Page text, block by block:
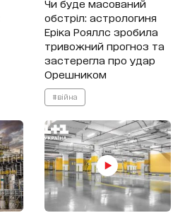
Чи буде масований
обстріл: астрологиня
Еріка Рояллс зробила
тривожний прогноз та
застерегла про удар
Орешником
#війна